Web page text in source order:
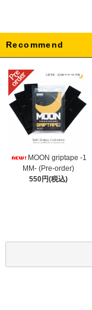
Recommend
MOON griptape -1
MM- (Pre-order)
550円(税込)